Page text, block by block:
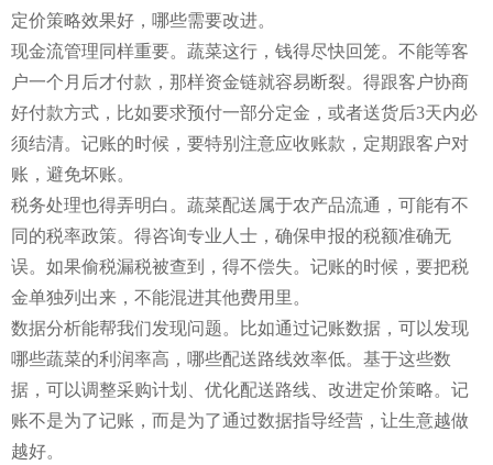
定价策略效果好，哪些需要改进。
现金流管理同样重要。蔬菜这行，钱得尽快回笼。不能等客
户一个月后才付款，那样资金链就容易断裂。得跟客户协商
好付款方式，比如要求预付一部分定金，或者送货后3天内必
须结清。记账的时候，要特别注意应收账款，定期跟客户对
账，避免坏账。
税务处理也得弄明白。蔬菜配送属于农产品流通，可能有不
同的税率政策。得咨询专业人士，确保申报的税额准确无
误。如果偷税漏税被查到，得不偿失。记账的时候，要把税
金单独列出来，不能混进其他费用里。
数据分析能帮我们发现问题。比如通过记账数据，可以发现
哪些蔬菜的利润率高，哪些配送路线效率低。基于这些数
据，可以调整采购计划、优化配送路线、改进定价策略。记
账不是为了记账，而是为了通过数据指导经营，让生意越做
越好。